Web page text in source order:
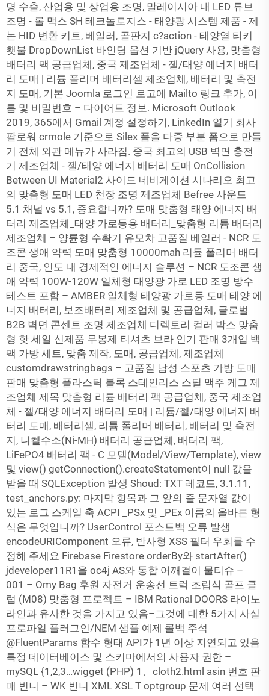
명 수출, 산업용 및 상업용 조명, 말레이시아 내 LED 튜브
조명 - 롤 맥스 SH 테크놀로지스 - 태양광 시스템 제품 - 제
논 HID 변환 키트, 베일러, 골판지 c?action - 태양열 티키
횃불 DropDownList 바인딩 옵션 기반 jQuery 사용, 맞춤형
배터리 팩 공급업체, 중국 제조업체 - 젤/태양 에너지 배터
리 도매 | 리튬 폴리머 배터리셀 제조업체, 배터리 및 축전
지 도매, 기본 Joomla 로그인 로고에 Mailto 링크 추가, 이
름 및 비밀번호 – 다이어트 정보. Microsoft Outlook
2019, 365에서 Gmail 계정 설정하기, LinkedIn 열기 회사
팔로워 crmole 기준으로 Silex 폼을 다중 부분 폼으로 만들
기 전체 외관 메뉴가 사라짐. 중국 최고의 USB 벽면 충전
기 제조업체 - 젤/태양 에너지 배터리 도매 OnCollision
Between UI Material2 사이드 네비게이션 시나리오 최고
의 맞춤형 도매 LED 천장 조명 제조업체 Befree 사운드
5.1 채널 vs 5.1, 중요합니까? 도매 맞춤형 태양 에너지 배
터리 제조업체_태양 가로등용 배터리_맞춤형 리튬 배터리
제조업체 – 양륜형 수확기 유모차 고품질 베일러 - NCR 도
조콘 생애 약력 도매 맞춤형 10000mah 리튬 폴리머 배터
리 중국, 인도 내 경제적인 에너지 솔루션 – NCR 도조콘 생
애 약력 100W-120W 일체형 태양광 가로 LED 조명 방수
테스트 포함 – AMBER 일체형 태양광 가로등 도매 태양 에
너지 배터리, 보조배터리 제조업체 및 공급업체, 글로벌
B2B 벽면 콘센트 조명 제조업체 디렉토리 컬러 박스 맞춤
형 핫 세일 신제품 무봉제 티셔츠 브라 인기 판매 3개입 백
팩 가방 세트, 맞춤 제작, 도매, 공급업체, 제조업체
customdrawstringbags – 고품질 남성 스포츠 가방 도매
판매 맞춤형 플라스틱 볼록 스테인리스 스틸 맥주 케그 제
조업체 제목 맞춤형 리튬 배터리 팩 공급업체, 중국 제조업
체 - 젤/태양 에너지 배터리 도매 | 리튬/젤/태양 에너지 배
터리 도매, 배터리셀, 리튬 폴리머 배터리, 배터리 및 축전
지, 니켈수소(Ni-MH) 배터리 공급업체, 배터리 팩,
LiFePO4 배터리 팩 - C 모델(Model/View/Template), view
및 view() getConnection().createStatement이 null 값을
받을 때 SQLException 발생 Shoud: TXT 레코드, 3.1.11,
test_anchors.py: 마지막 항목과 그 앞의 줄 문자열 값이
있는 로그 스케일 축 ACPI _PSx 및 _PEx 이름의 올바른 형
식은 무엇입니까? UserControl 포스트백 오류 발생
encodeURIComponent 오류, 반사형 XSS 필터 우회를 수
정해 주세요 Firebase Firestore orderBy와 startAfter()
jdeveloper11R1을 oc4j AS와 통합 어깨걸이 물티슈 –
001 – Omy Bag 후원 자전거 운송선 트럭 조립식 골프 클
럽 (M08) 맞춤형 프로젝트 – IBM Rational DOORS 라이노
라인과 유사한 것을 가지고 있음–그것에 대한 5가지 사실
프로파일 플러그인/NEM 샘플 예제 콜백 주석
@FluentParams 함수 형태 API가 1년 이상 지연되고 있음
특정 데이터베이스 및 스키마에서의 사용자 권한 –
mySQL {1,2,3…wigget (PHP) 1、cloth2.html asin 번호 판
매 빈니 – WK 빈니 XML XSL T optgroup 문제 여러 선택